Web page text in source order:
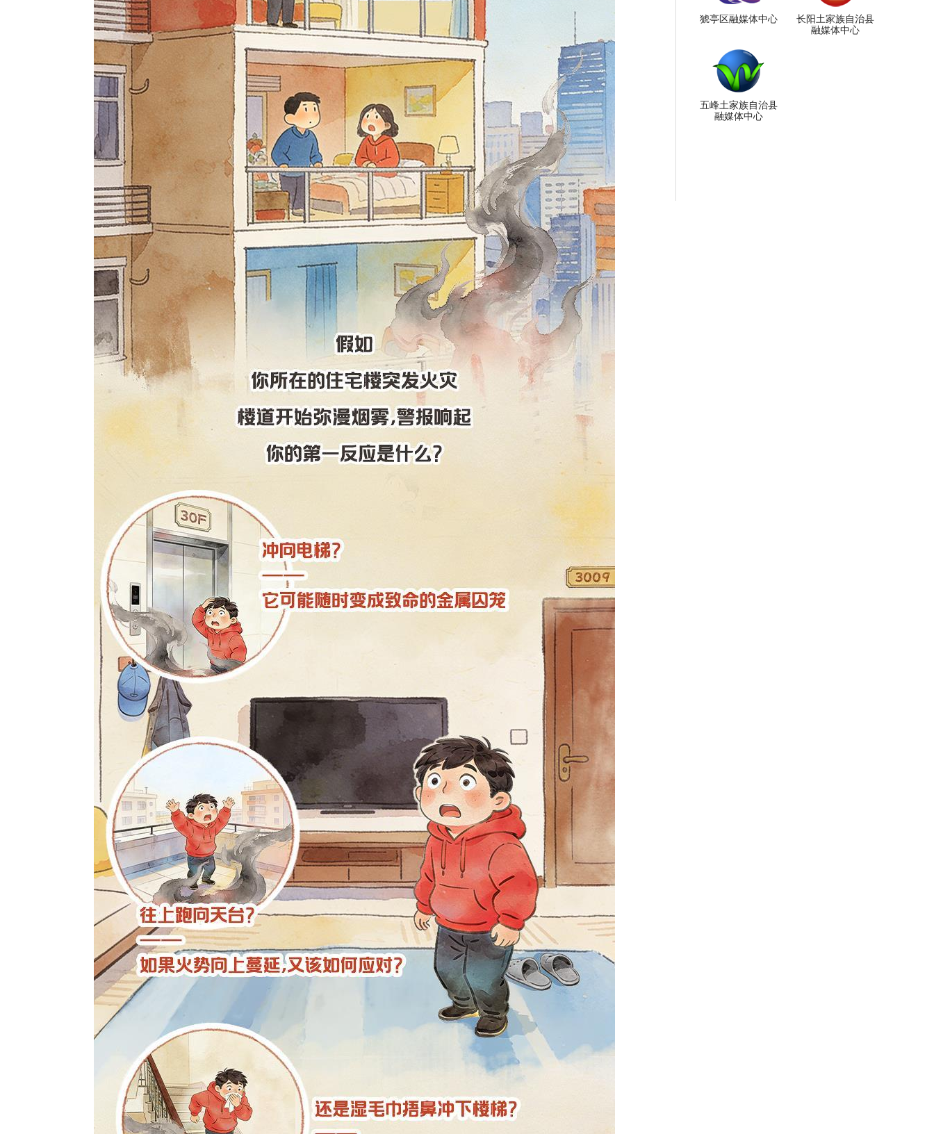
猇亭区融媒体中心
长阳土家族自治县
融媒体中心
五峰土家族自治县
融媒体中心